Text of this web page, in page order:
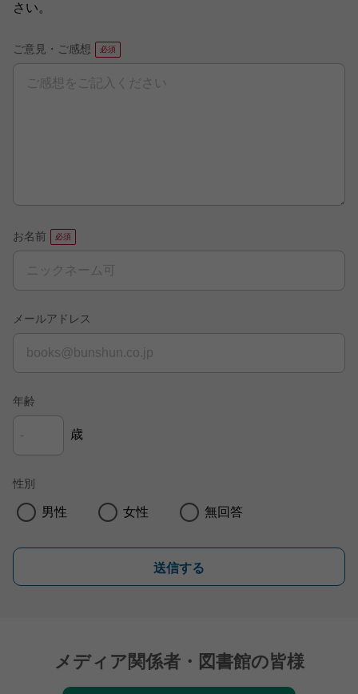
さい。
ご意見・ご感想
お名前
メールアドレス
年齢
歳
性別
男性 女性 無回答
送信する
メディア関係者・図書館の皆様